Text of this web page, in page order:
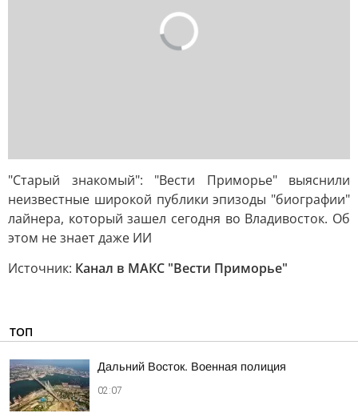
"Старый знакомый": "Вести Приморье" выяснили
неизвестные широкой публики эпизоды "биографии"
лайнера, который зашел сегодня во Владивосток. Об
этом не знает даже ИИ
Источник: Канал в МАКС "Вести Приморье"
ТОП
Дальний Восток. Военная полиция
02:07